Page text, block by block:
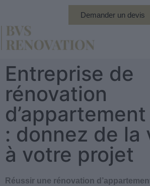
Demander un devis
Entreprise de
rénovation
: donnez de la
à votre projet
Réussir une rénovation